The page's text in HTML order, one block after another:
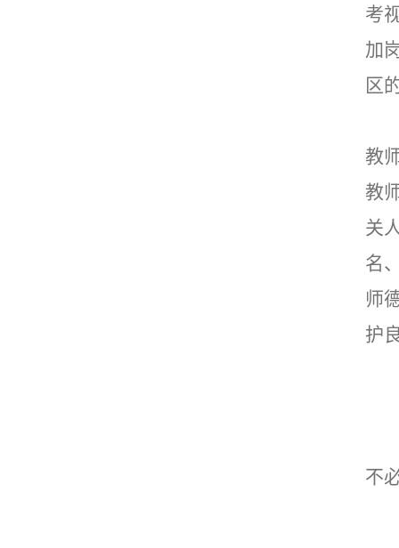
考
加
区
教
教
关
名
师
护
不